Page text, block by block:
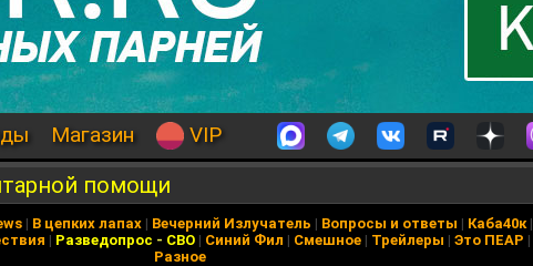
Магазин VIP
помощи
| В цепких лапах | Вечерний Излучатель | Вопросы и ответы | Каба40к|
| Разведопрос - СВО | Синий Фил | Смешное | Трейлеры | Это ПЕАР |
Разное